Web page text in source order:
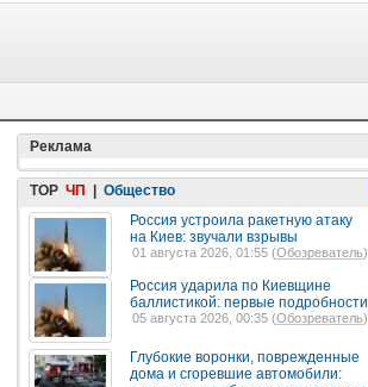
Реклама
TOP ЧП
Общество
Россия устроила ракетную атаку
на Киев: звучали взрывы
01 августа 2026, 01:55 (Обозреватель)
Россия ударила по Киевщине
баллистикой: первые подробности
05 августа 2026, 00:35 (Обозреватель)
Глубокие воронки, поврежденные
дома и сгоревшие автомобили: